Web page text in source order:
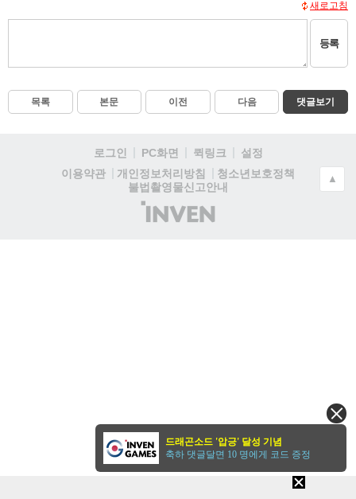
새로고침
등록
목록 본문 이전 다음 댓글보기
로그인 PC화면 퀵링크
설정
이용약관
개인정보처리방침
청소년보호정책
불법촬영물신고안내
(주)
인
▲
드래곤소드 '압긍' 달성 기념
축하 댓글달면 10 명에게 코드 증정